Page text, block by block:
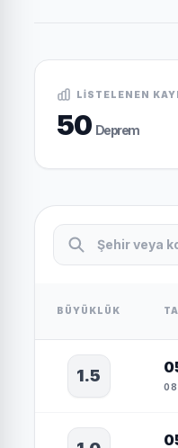
LISTELENEN
50 Deprem
BÜYÜKLÜK
1.5